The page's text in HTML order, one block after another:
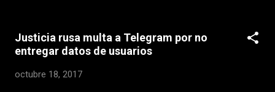
Samsung mejorará la capacidad de
reconocer lenguaje natural del asistente, así
como de reconocer mejor a los usuarios
Justicia rusa multa a Telegram por no
entregar datos de usuarios
octubre 18, 2017